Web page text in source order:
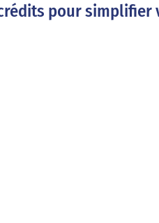
pour simplifier